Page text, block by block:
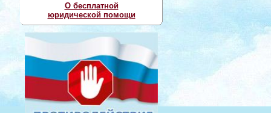
О бесплатной
юридической помощи